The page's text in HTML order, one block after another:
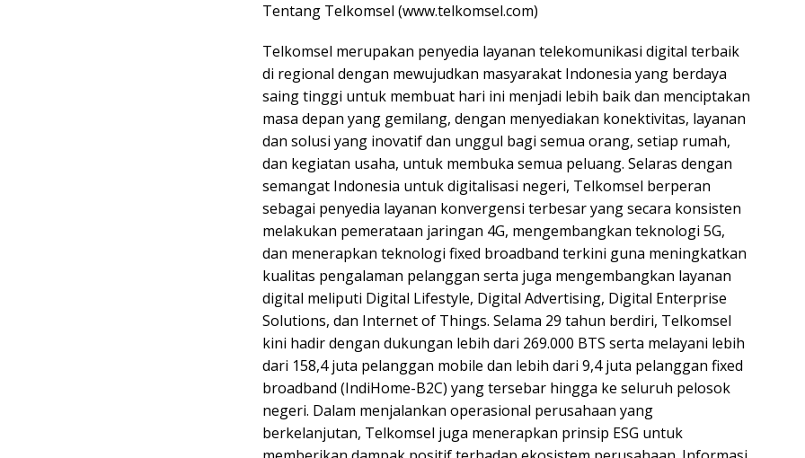
Tentang Telkomsel (www.telkomsel.com)
Telkomsel merupakan penyedia layanan telekomunikasi digital terbaik
di regional dengan mewujudkan masyarakat Indonesia yang berdaya
saing tinggi untuk membuat hari ini menjadi lebih baik dan menciptakan
masa depan yang gemilang, dengan menyediakan konektivitas, layanan
dan solusi yang inovatif dan unggul bagi semua orang, setiap rumah,
dan kegiatan usaha, untuk membuka semua peluang. Selaras dengan
semangat Indonesia untuk digitalisasi negeri, Telkomsel berperan
sebagai penyedia layanan konvergensi terbesar yang secara konsisten
melakukan pemerataan jaringan 4G, mengembangkan teknologi 5G,
dan menerapkan teknologi fixed broadband terkini guna meningkatkan
kualitas pengalaman pelanggan serta juga mengembangkan layanan
digital meliputi Digital Lifestyle, Digital Advertising, Digital Enterprise
Solutions, dan Internet of Things. Selama 29 tahun berdiri, Telkomsel
kini hadir dengan dukungan lebih dari 269.000 BTS serta melayani lebih
dari 158,4 juta pelanggan mobile dan lebih dari 9,4 juta pelanggan fixed
broadband (IndiHome-B2C) yang tersebar hingga ke seluruh pelosok
negeri. Dalam menjalankan operasional perusahaan yang
berkelanjutan, Telkomsel juga menerapkan prinsip ESG untuk